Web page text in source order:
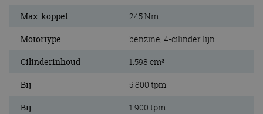
Max. koppel 245 Nm
Motortype benzine, 4-cilinder lijn
Cilinderinhoud 1.598 cm³
Bij 5.800 tpm
Bij 1.900 tpm